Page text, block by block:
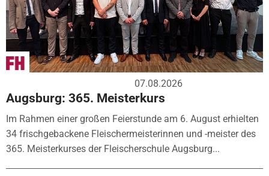
07.08.2026
Augsburg: 365. Meisterkurs
Im Rahmen einer großen Feierstunde am 6. August erhielten
34 frischgebackene Fleischermeisterinnen und -meister des
365. Meisterkurses der Fleischerschule Augsburg...